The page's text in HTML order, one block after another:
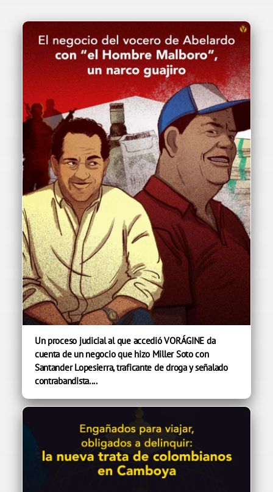
Un proceso judicial al que accedió VORÁGINE da
cuenta de un negocio que hizo Miller Soto con
Santander Lopesierra, traficante de droga y señalado
contrabandista....